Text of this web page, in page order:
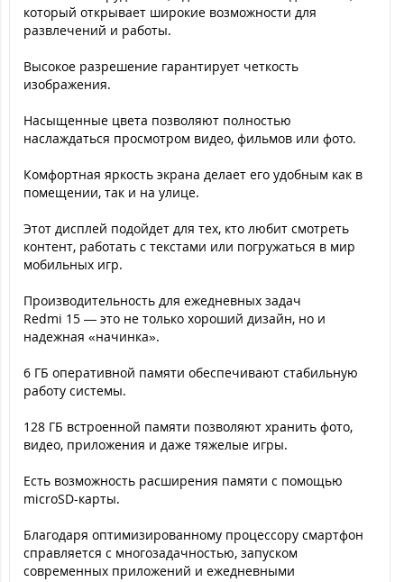
который открывает широкие возможности для
развлечений и работы.
Высокое разрешение гарантирует четкость
изображения.
Насыщенные цвета позволяют полностью
наслаждаться просмотром видео, фильмов или фото.
Комфортная яркость экрана делает его удобным как в
помещении, так и на улице.
Этот дисплей подойдет для тех, кто любит смотреть
контент, работать с текстами или погружаться в мир
мобильных игр.
Производительность для ежедневных задач
Redmi 15 — это не только хороший дизайн, но и
надежная «начинка».
6 ГБ оперативной памяти обеспечивают стабильную
работу системы.
128 ГБ встроенной памяти позволяют хранить фото,
видео, приложения и даже тяжелые игры.
Есть возможность расширения памяти с помощью
microSD-карты.
Благодаря оптимизированному процессору смартфон
справляется с многозадачностью, запуском
современных приложений и ежедневными